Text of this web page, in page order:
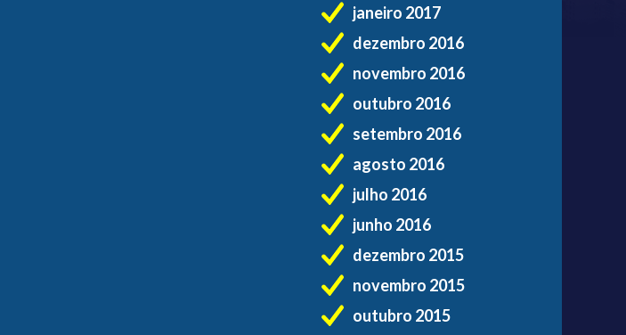
janeiro 2017
dezembro 2016
novembro 2016
outubro 2016
setembro 2016
agosto 2016
julho 2016
junho 2016
dezembro 2015
novembro 2015
outubro 2015